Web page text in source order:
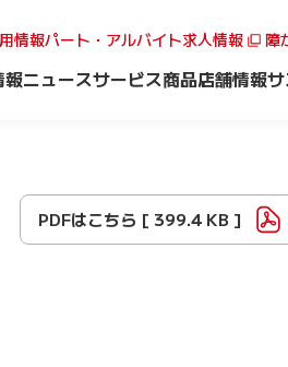
情報パート・アルバイト求人情報 障
報ニュースサービス商品店舗情報
PDFはこちら [ 399.4 KB ]